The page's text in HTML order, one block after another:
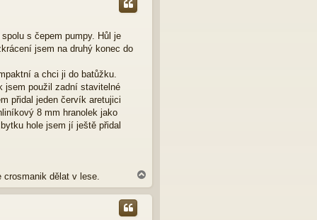
s čepem pumpy. Hůl je
jsem na druhý konec do
a chci ji do batůžku.
jsem použil zadní stavitelné
přidal jeden červík aretujici
8 mm hranolek jako
hole jsem jí ještě přidal
crosmanik dělat v lese.
a
h